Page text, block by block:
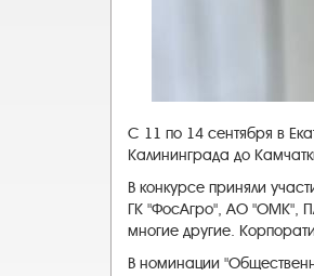
С 11 по 14 сентября в
Калининграда до
В конкурсе приняли
ГК "ФосАгро", АО "ОМК",
многие другие.
В номинации